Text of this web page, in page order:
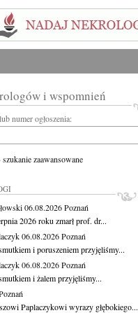
i wspomnień
numer ogłoszenia:
szukanie zaawansowane
06.08.2026Poznań
2026 roku zmarł prof. dr...
06.08.2026Poznań
i poruszeniem przyjęliśmy...
06.08.2026Poznań
i żalem przyjęliśmy...
Paplaczykowi wyrazy głębokiego...